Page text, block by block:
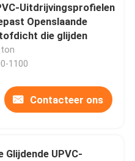
Uitdrijvingsprofielen
Openslaande
die glijden
ton
1100
Contacteer ons
Glijdende UPVC-